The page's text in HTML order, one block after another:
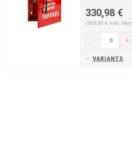
330,98 €
(393,87 € Inkl.
- +
VARIANTS